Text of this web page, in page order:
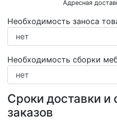
Адресная
Необходимость заноса
Необходимость сборки
Сроки доставки и
заказов